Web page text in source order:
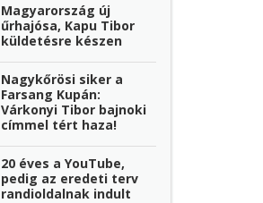
Magyarország új
űrhajósa, Kapu Tibor
küldetésre készen
Nagykőrösi siker a
Farsang Kupán:
Várkonyi Tibor bajnoki
címmel tért haza!
20 éves a YouTube,
pedig az eredeti terv
randioldalnak indult